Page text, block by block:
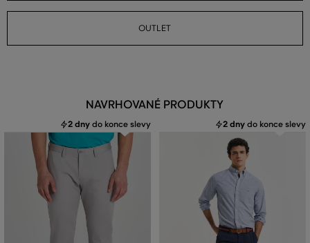
OUTLET
NAVRHOVANÉ PRODUKTY
2 dny do konce slevy 2 dny do konce slevy